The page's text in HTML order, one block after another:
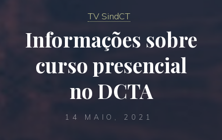
TV SindCT
Informações sobre
curso presencial
no DCTA
14 MAIO, 2021